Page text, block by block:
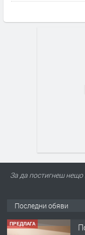
За да постигнеш нещо
Последни обяви
ПРЕДЛАГА